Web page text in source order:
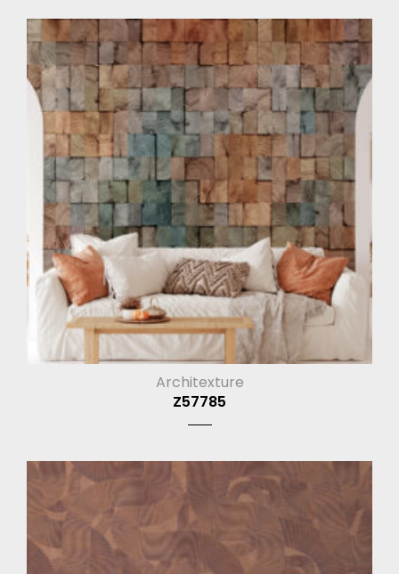
Architexture
Z57785